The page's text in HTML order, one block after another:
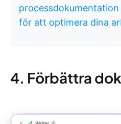
för att optimera dina
4. Förbättra